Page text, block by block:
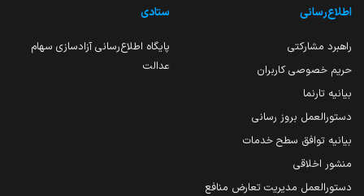
اطلاع‌رسانی
راهبرد مشارکتی
حریم خصوصی کاربران
بیانیه تارنما
دستورالعمل بروز رسانی
بیانیه توافق سطح خدمات
منشور اخلاقی
دستورالعمل مدیریت تعارض منافع
ستادی
پایگاه اطلاع‌رسانی آزادسازی سهام
عدالت